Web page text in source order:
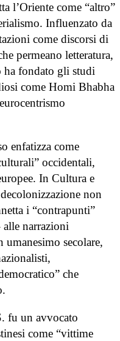
l’Oriente come “altro”
Influenzato da
come discorsi di
permeano letteratura,
ha fondato gli studi
come Homi Bhabha
enfatizza come
occidentali,
In Cultura e
non
i “contrapunti”
narrazioni
secolare,
che
fu un avvocato
come “vittime